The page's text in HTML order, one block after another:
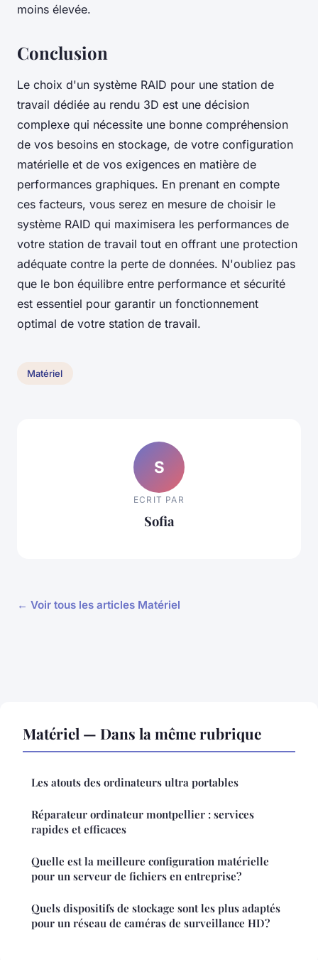
moins élevée.
Conclusion
Le choix d'un système RAID pour une station de
travail dédiée au rendu 3D est une décision
complexe qui nécessite une bonne compréhension
de vos besoins en stockage, de votre configuration
matérielle et de vos exigences en matière de
performances graphiques. En prenant en compte
ces facteurs, vous serez en mesure de choisir le
système RAID qui maximisera les performances de
votre station de travail tout en offrant une protection
adéquate contre la perte de données. N'oubliez pas
que le bon équilibre entre performance et sécurité
est essentiel pour garantir un fonctionnement
optimal de votre station de travail.
Matériel
S
ECRIT PAR
Sofia
← Voir tous les articles Matériel
Matériel — Dans la même rubrique
Les atouts des ordinateurs ultra portables
Réparateur ordinateur montpellier : services
rapides et efficaces
Quelle est la meilleure configuration matérielle
pour un serveur de fichiers en entreprise?
Quels dispositifs de stockage sont les plus adaptés
pour un réseau de caméras de surveillance HD?